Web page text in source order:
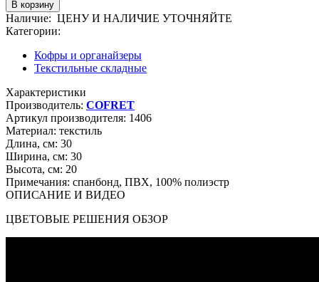
Наличие: ЦЕНУ И НАЛИЧИЕ УТОЧНЯЙТЕ
Категории:
Кофры и органайзеры
Текстильные складные
Характеристики
Производитель: COFRET
Артикул производителя: 1406
Материал: текстиль
Длина, см: 30
Ширина, см: 30
Высота, см: 20
Примечания: спанбонд, ПВХ, 100% полиэстр
ОПИСАНИЕ И ВИДЕО
ЦВЕТОВЫЕ РЕШЕНИЯ ОБЗОР